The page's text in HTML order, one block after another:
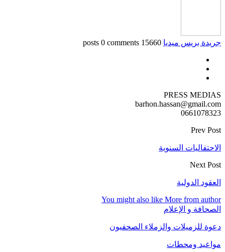
جريدة بريس ميديا 15660 posts
0 comments
PRESS MEDIAS
barhon.hassan@gmail.com
0661078323
Prev Post
الاحتفاليات السنوية
Next Post
العقود الدولية
You might also like More from author
الصحافة و الإعلام
دعوة للزميلات والزملاء الصحفيون
مواعيد ومحطات